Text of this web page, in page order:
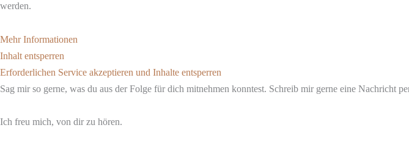
werden.
Mehr Informationen
Inhalt entsperren
Erforderlichen Service akzeptieren und Inhalte entsperren
Sag mir so gerne, was du aus der Folge für dich mitnehmen konntest. Schreib mir gerne eine Nachricht
Ich freu mich, von dir zu hören.